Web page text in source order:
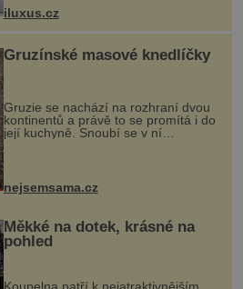
dnes umož...
iluxus.cz
Gruzínské masové knedlíčky
Gruzie se nachází na rozhraní dvou
kontinentů a právě to se promítá i do
její kuchyně. Snoubí se v ní
evropské a asijské chutě a díky tomu
pokrmy, které rozhodně st...
nejsemsama.cz
Měkké na dotek, krásné na
pohled
Koupelna patří k nejatraktivnějším